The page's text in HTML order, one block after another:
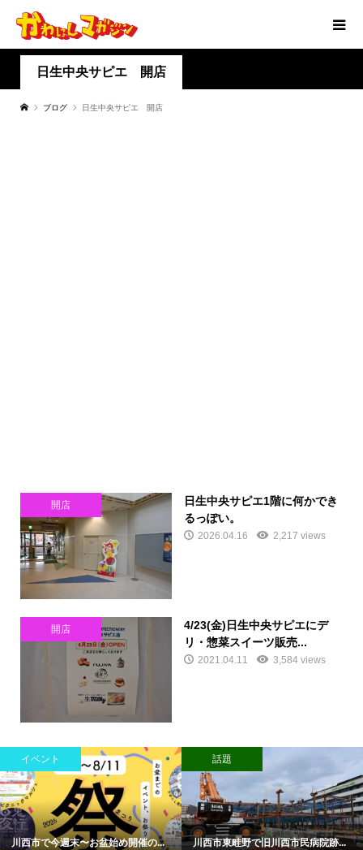
日生中央サピエ 開店
ブログ 日生中央サピエ 開店
開店
日生中央サピエ1階に何かでき
るっぽい。
2026.04.16 2,217 views
開店
4/23(金)日生中央サピエにデ
リ・惣菜スイーツ販売...
2021.04.11 3,584 views
イベント
川西市で今週末〜お盆始め開催の...
話題
川西市東畦野で旧川西市民病院跡...